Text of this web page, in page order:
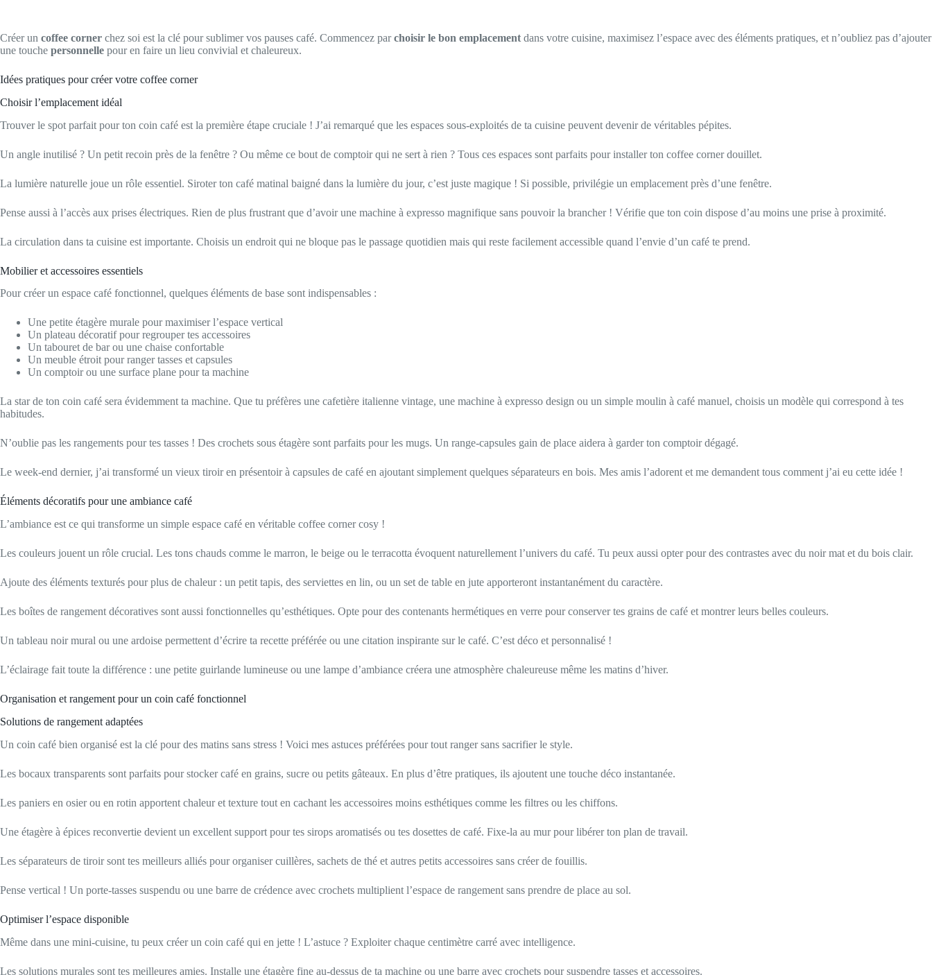
Créer un coffee corner chez soi est la clé pour sublimer vos pauses café. Commencez parchoisir le bon emplacement dans votre cuisine, maximisez l’espace avec des éléments pratiques, et n’oubliez pas d’ajouter
une touche personnelle pour en faire un lieu convivial et chaleureux.
Idées pratiques pour créer votre coffee corner
Choisir l’emplacement idéal
Trouver le spot parfait pour ton coin café est la première étape cruciale ! J’ai remarqué que les espaces sous-exploités de ta cuisine peuvent devenir de véritables pépites.
Un angle inutilisé ? Un petit recoin près de la fenêtre ? Ou même ce bout de comptoir qui ne sert à rien ? Tous ces espaces sont parfaits pour installer ton coffee corner douillet.
La lumière naturelle joue un rôle essentiel. Siroter ton café matinal baigné dans la lumière du jour, c’est juste magique ! Si possible, privilégie un emplacement près d’une fenêtre.
Pense aussi à l’accès aux prises électriques. Rien de plus frustrant que d’avoir une machine à expresso magnifique sans pouvoir la brancher ! Vérifie que ton coin dispose d’au moins une prise à proximité.
La circulation dans ta cuisine est importante. Choisis un endroit qui ne bloque pas le passage quotidien mais qui reste facilement accessible quand l’envie d’un café te prend.
Mobilier et accessoires essentiels
Pour créer un espace café fonctionnel, quelques éléments de base sont indispensables :
Une petite étagère murale pour maximiser l’espace vertical
Un plateau décoratif pour regrouper tes accessoires
Un tabouret de bar ou une chaise confortable
Un meuble étroit pour ranger tasses et capsules
Un comptoir ou une surface plane pour ta machine
La star de ton coin café sera évidemment ta machine. Que tu préfères une cafetière italienne vintage, une machine à expresso design ou un simple moulin à café manuel, choisis un modèle qui correspond à tes
habitudes.
N’oublie pas les rangements pour tes tasses ! Des crochets sous étagère sont parfaits pour les mugs. Un range-capsules gain de place aidera à garder ton comptoir dégagé.
Le week-end dernier, j’ai transformé un vieux tiroir en présentoir à capsules de café en ajoutant simplement quelques séparateurs en bois. Mes amis l’adorent et me demandent tous comment j’ai eu cette idée !
Éléments décoratifs pour une ambiance café
L’ambiance est ce qui transforme un simple espace café en véritable coffee corner cosy !
Les couleurs jouent un rôle crucial. Les tons chauds comme le marron, le beige ou le terracotta évoquent naturellement l’univers du café. Tu peux aussi opter pour des contrastes avec du noir mat et du bois clair.
Ajoute des éléments texturés pour plus de chaleur : un petit tapis, des serviettes en lin, ou un set de table en jute apporteront instantanément du caractère.
Les boîtes de rangement décoratives sont aussi fonctionnelles qu’esthétiques. Opte pour des contenants hermétiques en verre pour conserver tes grains de café et montrer leurs belles couleurs.
Un tableau noir mural ou une ardoise permettent d’écrire ta recette préférée ou une citation inspirante sur le café. C’est déco et personnalisé !
L’éclairage fait toute la différence : une petite guirlande lumineuse ou une lampe d’ambiance créera une atmosphère chaleureuse même les matins d’hiver.
Organisation et rangement pour un coin café fonctionnel
Solutions de rangement adaptées
Un coin café bien organisé est la clé pour des matins sans stress ! Voici mes astuces préférées pour tout ranger sans sacrifier le style.
Les bocaux transparents sont parfaits pour stocker café en grains, sucre ou petits gâteaux. En plus d’être pratiques, ils ajoutent une touche déco instantanée.
Les paniers en osier ou en rotin apportent chaleur et texture tout en cachant les accessoires moins esthétiques comme les filtres ou les chiffons.
Une étagère à épices reconvertie devient un excellent support pour tes sirops aromatisés ou tes dosettes de café. Fixe-la au mur pour libérer ton plan de travail.
Les séparateurs de tiroir sont tes meilleurs alliés pour organiser cuillères, sachets de thé et autres petits accessoires sans créer de fouillis.
Pense vertical ! Un porte-tasses suspendu ou une barre de crédence avec crochets multiplient l’espace de rangement sans prendre de place au sol.
Optimiser l’espace disponible
Même dans une mini-cuisine, tu peux créer un coin café qui en jette ! L’astuce ? Exploiter chaque centimètre carré avec intelligence.
Les solutions murales sont tes meilleures amies. Installe une étagère fine au-dessus de ta machine ou une barre avec crochets pour suspendre tasses et accessoires.